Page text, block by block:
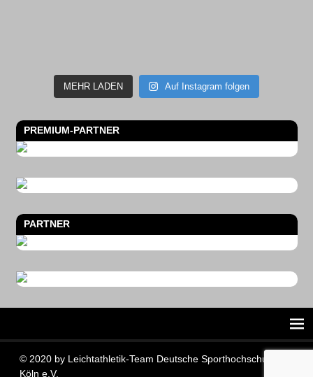
MEHR LADEN Auf Instagram folgen
PREMIUM-PARTNER
PARTNER
© 2020 by Leichtathletik-Team Deutsche Sporthochschule
Köln e.V.